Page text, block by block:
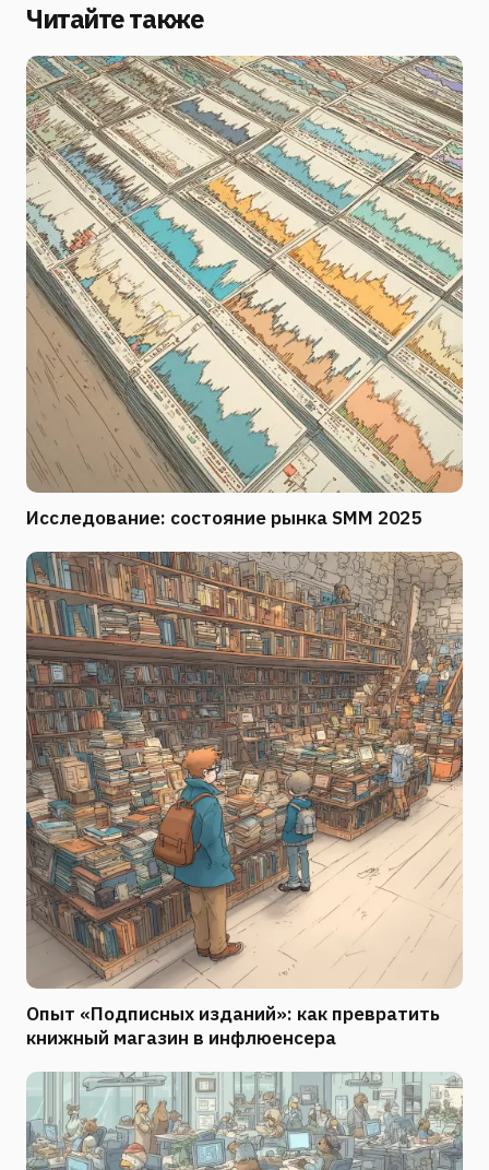
Читайте также
Исследование: состояние рынка SMM 2025
Опыт «Подписных изданий»: как превратить
книжный магазин в инфлюенсера